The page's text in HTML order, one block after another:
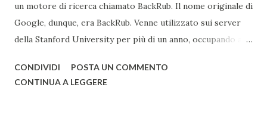
un motore di ricerca chiamato BackRub. Il nome originale di
Google, dunque, era BackRub. Venne utilizzato sui server
della Stanford University per più di un anno, occupando alla
all'università. Una pagina del fratello maggiore di Google è
CONDIVIDI
POSTA UN COMMENTO
CONTINUA A LEGGERE